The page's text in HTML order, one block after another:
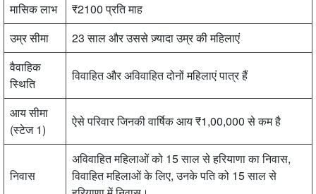
मासिक लाभ
₹2100 प्रति माह
उम्र सीमा
23 साल और उससे ज़्यादा उम्र की महिलाएं
वैवाहिक
स्थिति
विवाहित और अविवाहित दोनों महिलाएं पात्र हैं
आय सीमा
(स्टेज 1)
ऐसे परिवार जिनकी वार्षिक आय ₹1,00,000 से कम है
निवास
अविवाहित महिलाओं को 15 साल से हरियाणा का निवास,
विवाहित महिलाओं के लिए, उनके पति को 15 साल से